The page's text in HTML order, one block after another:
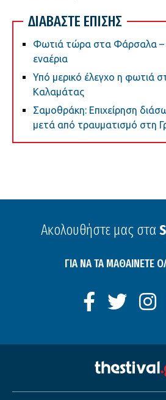
ΔΙΑΒΑΣΤΕ ΕΠΙΣΗΣ
Φωτιά τώρα στα Φάρσαλα –
εναέρια
Υπό μερικό έλεγχο η φωτιά
Καλαμάτας
Σαμοθράκη: Επιχείρηση
μετά από τραυματισμό στη
Ακολουθήστε μας στα
ΓΙΑ ΝΑ ΤΑ ΜΑΘΑΙΝΕΤΕ